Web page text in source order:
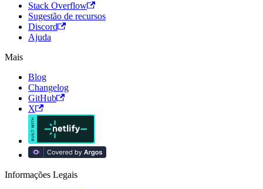
Stack Overflow
Sugestão de recursos
Discord
Ajuda
Mais
Blog
Changelog
GitHub
X
Informações Legais